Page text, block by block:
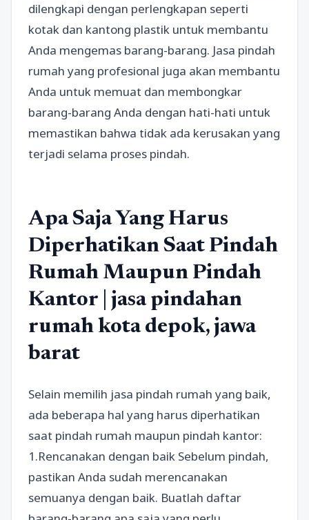
dilengkapi dengan perlengkapan seperti
kotak dan kantong plastik untuk membantu
Anda mengemas barang-barang. Jasa pindah
rumah yang profesional juga akan membantu
Anda untuk memuat dan membongkar
barang-barang Anda dengan hati-hati untuk
memastikan bahwa tidak ada kerusakan yang
terjadi selama proses pindah.
Apa Saja Yang Harus
Diperhatikan Saat Pindah
Rumah Maupun Pindah
Kantor | jasa pindahan
rumah kota depok, jawa
barat
Selain memilih jasa pindah rumah yang baik,
ada beberapa hal yang harus diperhatikan
saat pindah rumah maupun pindah kantor:
1.Rencanakan dengan baik Sebelum pindah,
pastikan Anda sudah merencanakan
semuanya dengan baik. Buatlah daftar